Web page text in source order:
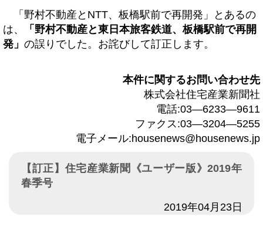
「野村不動産とNTT、板橋駅前で再開発」とあるの
は、
「野村不動産と東日本旅客鉄道、板橋駅前で再開
発」 の誤りでした。お詫びして訂正します。
本件に関するお問い合わせ先
株式会社住宅産業新聞社
電話:03―6233―9611
ファクス:03―3204―5255
電子メール:housenews@housenews.jp
【訂正】住宅産業新聞《ユーザー版》2019年
春季号
2019年04月23日